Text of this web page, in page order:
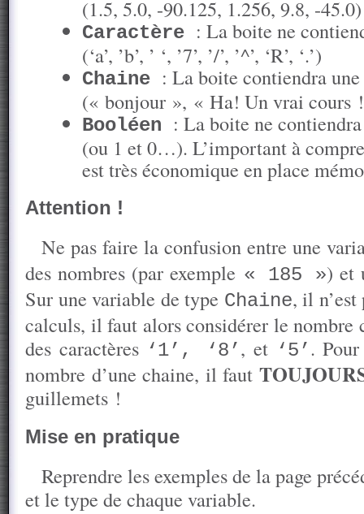
(1.5, 5.0, -90.125, 1.256, 9.8, -45.0)
Caractère : La boite ne
(‘a’, ’b’, ’ ‘, ’7’, ’/’, ’^’, ‘R’, ‘.’)
Chaine : La boite contiendra
(« bonjour », « Ha! Un vrai cours
Booléen : La boite ne
(ou 1 et 0…). L’important à
est très économique en place
Attention !
Ne pas faire la confusion entre une
des nombres (par exemple « 185 ») et
Sur une variable de type Chaine, il n’est
calculs, il faut alors considérer le nombre
des caractères ‘1’, ‘8’ , et ‘5’ .
nombre d’une chaine, il faut
guillemets !
Mise en pratique
Reprendre les exemples de la page
et le type de chaque variable.